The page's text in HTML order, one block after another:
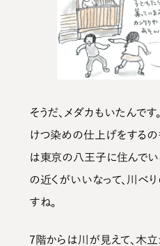
そうだ、メダカもいたんです
けつ染めの仕上げをするの
は東京の八王子に住んでい
の近くがいいなって、川べ
すね。
7階からは川が見えて、木立